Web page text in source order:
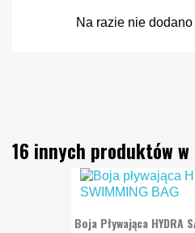
Na razie nie
16 innych produktów
Boja Pływająca HYDRA